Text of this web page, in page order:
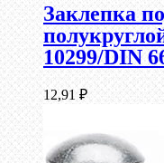
Заклепка
10299/DIN
12,91 ₽